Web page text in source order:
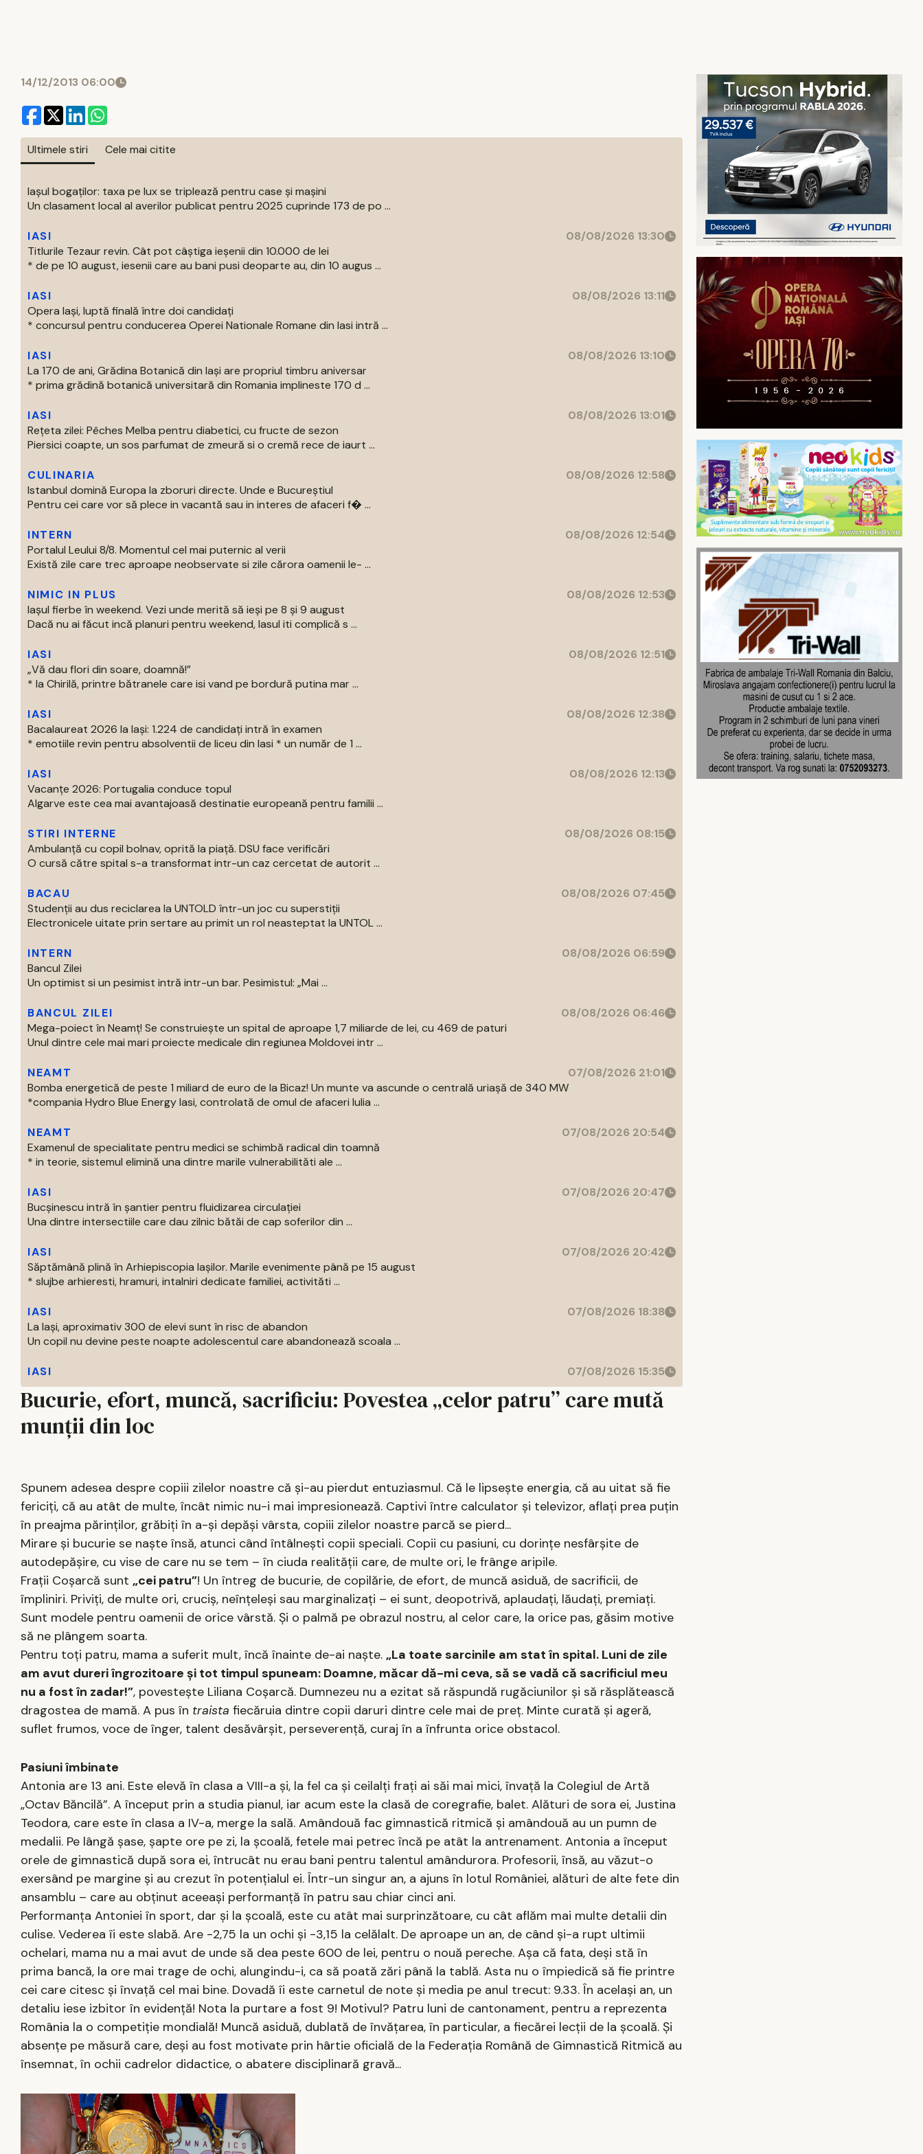
14/12/2013 06:00
Ultimele stiri Cele mai citite
Iașul bogaților: taxa pe lux se triplează pentru case și mașini
Un clasament local al averilor publicat pentru 2025 cuprinde 173 de po ...
IASI
08/08/2026 13:30
Titlurile Tezaur revin. Cât pot câștiga ieșenii din 10.000 de lei
* de pe 10 august, iesenii care au bani pusi deoparte au, din 10 augus ...
IASI
08/08/2026 13:11
Opera Iași, luptă finală între doi candidați
* concursul pentru conducerea Operei Nationale Romane din Iasi intră ...
IASI
08/08/2026 13:10
La 170 de ani, Grădina Botanică din Iași are propriul timbru aniversar
* prima grădină botanică universitară din Romania implineste 170 d ...
IASI
08/08/2026 13:01
Rețeta zilei: Pêches Melba pentru diabetici, cu fructe de sezon
Piersici coapte, un sos parfumat de zmeură si o cremă rece de iaurt ...
CULINARIA
08/08/2026 12:58
Istanbul domină Europa la zboruri directe. Unde e Bucureștiul
Pentru cei care vor să plece in vacantă sau in interes de afaceri f� ...
INTERN
08/08/2026 12:54
Portalul Leului 8/8. Momentul cel mai puternic al verii
Există zile care trec aproape neobservate si zile cărora oamenii le- ...
NIMIC IN PLUS
08/08/2026 12:53
Iașul fierbe în weekend. Vezi unde merită să ieși pe 8 și 9 august
Dacă nu ai făcut incă planuri pentru weekend, Iasul iti complică s ...
IASI
08/08/2026 12:51
„Vă dau flori din soare, doamnă!”
* la Chirilă, printre bătranele care isi vand pe bordură putina mar ...
IASI
08/08/2026 12:38
Bacalaureat 2026 la Iași: 1.224 de candidați intră în examen
* emotiile revin pentru absolventii de liceu din Iasi * un număr de 1 ...
IASI
08/08/2026 12:13
Vacanțe 2026: Portugalia conduce topul
Algarve este cea mai avantajoasă destinatie europeană pentru familii ...
STIRI INTERNE
08/08/2026 08:15
Ambulanță cu copil bolnav, oprită la piață. DSU face verificări
O cursă către spital s-a transformat intr-un caz cercetat de autorit ...
BACAU
08/08/2026 07:45
Studenții au dus reciclarea la UNTOLD într-un joc cu superstiții
Electronicele uitate prin sertare au primit un rol neasteptat la UNTOL ...
INTERN
08/08/2026 06:59
Bancul Zilei
Un optimist si un pesimist intră intr-un bar. Pesimistul: „Mai ...
BANCUL ZILEI
08/08/2026 06:46
Mega-poiect în Neamț! Se construiește un spital de aproape 1,7 miliarde de lei, cu 469 de paturi
Unul dintre cele mai mari proiecte medicale din regiunea Moldovei intr ...
NEAMT
07/08/2026 21:01
Bomba energetică de peste 1 miliard de euro de la Bicaz! Un munte va ascunde o centrală uriașă de 340 MW
*compania Hydro Blue Energy Iasi, controlată de omul de afaceri Iulia ...
NEAMT
07/08/2026 20:54
Examenul de specialitate pentru medici se schimbă radical din toamnă
* in teorie, sistemul elimină una dintre marile vulnerabilităti ale ...
IASI
07/08/2026 20:47
Bucșinescu intră în șantier pentru fluidizarea circulației
Una dintre intersectiile care dau zilnic bătăi de cap soferilor din ...
IASI
07/08/2026 20:42
Săptămână plină în Arhiepiscopia Iașilor. Marile evenimente până pe 15 august
* slujbe arhieresti, hramuri, intalniri dedicate familiei, activităti ...
IASI
07/08/2026 18:38
La Iași, aproximativ 300 de elevi sunt în risc de abandon
Un copil nu devine peste noapte adolescentul care abandonează scoala ...
IASI 07/08/2026 15:35
Bucurie, efort, muncă, sacrificiu: Povestea „celor patru” care mută
munţii din loc
Spunem adesea despre copiii zilelor noastre că şi-au pierdut entuziasmul. Că le lipseşte energia, că au uitat să fie
fericiţi, că au atât de multe, încât nimic nu-i mai impresionează. Captivi între calculator şi televizor, aflaţi prea puţin
în preajma părinţilor, grăbiţi în a-şi depăşi vârsta, copiii zilelor noastre parcă se pierd...
Mirare şi bucurie se naşte însă, atunci când întâlneşti copii speciali. Copii cu pasiuni, cu dorinţe nesfârşite de
autodepăşire, cu vise de care nu se tem – în ciuda realităţii care, de multe ori, le frânge aripile.
Fraţii Coşarcă sunt „cei patru”! Un întreg de bucurie, de copilărie, de efort, de muncă asiduă, de sacrificii, de
împliniri. Priviţi, de multe ori, cruciş, neînţeleşi sau marginalizaţi – ei sunt, deopotrivă, aplaudaţi, lăudaţi, premiaţi.
Sunt modele pentru oamenii de orice vârstă. Şi o palmă pe obrazul nostru, al celor care, la orice pas, găsim motive
să ne plângem soarta.
Pentru toţi patru, mama a suferit mult, încă înainte de-ai naşte. „La toate sarcinile am stat în spital. Luni de zile
am avut dureri îngrozitoare şi tot timpul spuneam: Doamne, măcar dă-mi ceva, să se vadă că sacrificiul meu
nu a fost în zadar!”, povesteşte Liliana Coşarcă. Dumnezeu nu a ezitat să răspundă rugăciunilor şi să răsplătească
dragostea de mamă. A pus în traista fiecăruia dintre copii daruri dintre cele mai de preţ. Minte curată şi ageră,
suflet frumos, voce de înger, talent desăvârşit, perseverenţă, curaj în a înfrunta orice obstacol.
Pasiuni îmbinate
Antonia are 13 ani. Este elevă în clasa a VIII-a şi, la fel ca şi ceilalţi fraţi ai săi mai mici, învaţă la Colegiul de Artă
„Octav Băncilă”. A început prin a studia pianul, iar acum este la clasă de coregrafie, balet. Alături de sora ei, Justina
Teodora, care este în clasa a IV-a, merge la sală. Amândouă fac gimnastică ritmică şi amândouă au un pumn de
medalii. Pe lângă şase, şapte ore pe zi, la şcoală, fetele mai petrec încă pe atât la antrenament. Antonia a început
orele de gimnastică după sora ei, întrucât nu erau bani pentru talentul amândurora. Profesorii, însă, au văzut-o
exersând pe margine şi au crezut în potenţialul ei. Într-un singur an, a ajuns în lotul României, alături de alte fete din
ansamblu – care au obţinut aceeaşi performanţă în patru sau chiar cinci ani.
Performanţa Antoniei în sport, dar şi la şcoală, este cu atât mai surprinzătoare, cu cât aflăm mai multe detalii din
culise. Vederea îi este slabă. Are -2,75 la un ochi şi -3,15 la celălalt. De aproape un an, de când şi-a rupt ultimii
ochelari, mama nu a mai avut de unde să dea peste 600 de lei, pentru o nouă pereche. Aşa că fata, deşi stă în
prima bancă, la ore mai trage de ochi, alungindu-i, ca să poată zări până la tablă. Asta nu o împiedică să fie printre
cei care citesc şi învaţă cel mai bine. Dovadă îi este carnetul de note şi media pe anul trecut: 9.33. În acelaşi an, un
detaliu iese izbitor în evidenţă! Nota la purtare a fost 9! Motivul? Patru luni de cantonament, pentru a reprezenta
România la o competiţie mondială! Muncă asiduă, dublată de învăţarea, în particular, a fiecărei lecţii de la şcoală. Şi
absenţe pe măsură care, deşi au fost motivate prin hârtie oficială de la Federaţia Română de Gimnastică Ritmică au
însemnat, în ochii cadrelor didactice, o abatere disciplinară gravă...